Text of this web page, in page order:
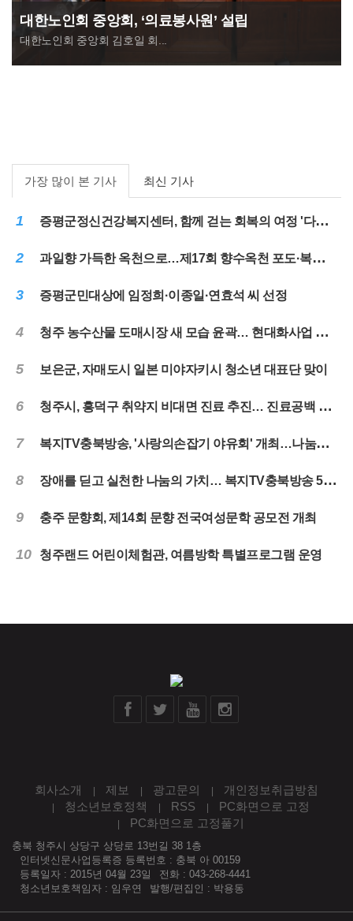
대한노인회 중앙회, ‘의료봉사원’ 설립
대한노인회 중앙회 김호일 회...
가장 많이 본 기사 최신 기사
1 증평군정신건강복지센터, 함께 걷는 회복의 여정 '다시ON, 여름나들이'
2 과일향 가득한 옥천으로…제17회 향수옥천 포도·복숭아축제 31일 개막
3 증평군민대상에 임정희·이종일·연효석 씨 선정
4 청주 농수산물 도매시장 새 모습 윤곽… 현대화사업 순항
5 보은군, 자매도시 일본 미야자키시 청소년 대표단 맞이
6 청주시, 흥덕구 취약지 비대면 진료 추진… 진료공백 해소
7 복지TV충북방송, '사랑의손잡기 야유회' 개최…나눔과 화합의 시간 마련
8 장애를 딛고 실천한 나눔의 가치… 복지TV충북방송 5년 떡나눔 마무리
9 충주 문향회, 제14회 문향 전국여성문학 공모전 개최
10 청주랜드 어린이체험관, 여름방학 특별프로그램 운영
회사소개 제보 광고문의
개인정보취급방침
청소년보호정책
RSS
PC화면으로 고정
PC화면으로 고정풀기
충북 청주시 상당구 상당로 13번길 38 1층
인터넷신문사업등록증 등록번호 : 충북 아 00159
등록일자 : 2015년 04월 23일
전화 : 043-268-4441
청소년보호책임자 : 임우연
발행/편집인 : 박용동